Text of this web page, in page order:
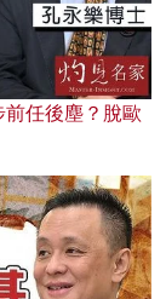
任後塵？脫歐